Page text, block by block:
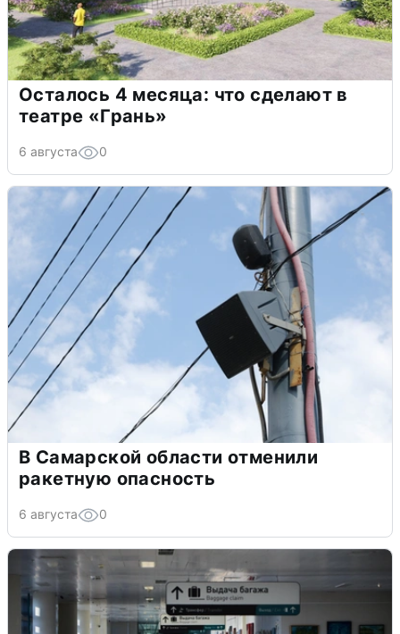
Осталось 4 месяца: что сделают в
театре «Грань»
6 августа 0
В Самарской области отменили
ракетную опасность
6 августа 0